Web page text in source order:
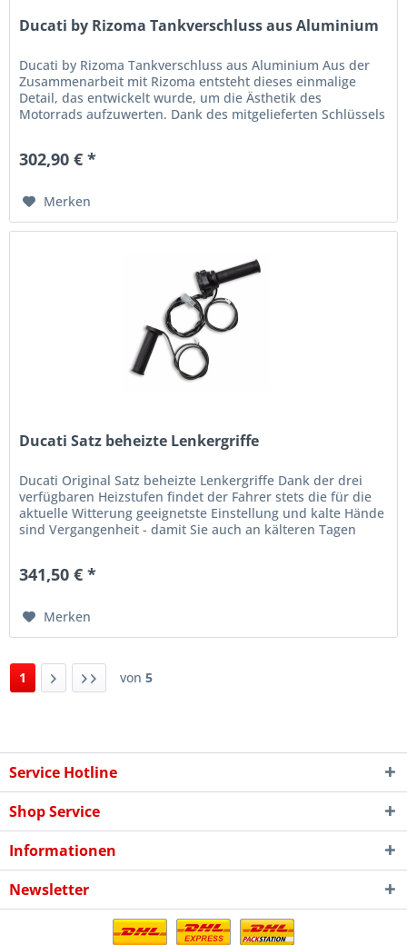
Ducati by Rizoma Tankverschluss aus Aluminium
Ducati by Rizoma Tankverschluss aus Aluminium Aus der
Zusammenarbeit mit Rizoma entsteht dieses einmalige
Detail, das entwickelt wurde, um die Ästhetik des
Motorrads aufzuwerten. Dank des mitgelieferten Schlüssels
302,90 € *
Merken
Ducati Satz beheizte Lenkergriffe
Ducati Original Satz beheizte Lenkergriffe Dank der drei
verfügbaren Heizstufen findet der Fahrer stets die für die
aktuelle Witterung geeignetste Einstellung und kalte Hände
sind Vergangenheit - damit Sie auch an kälteren Tagen
341,50 € *
Merken
1 von 5
Service Hotline
Shop Service
Informationen
Newsletter